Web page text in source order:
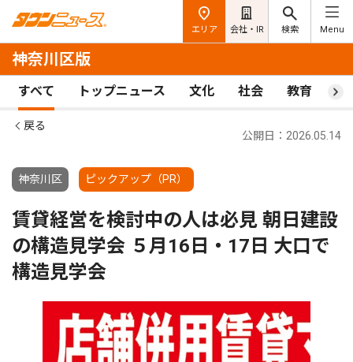
エリア 会社・IR 検索 Menu
神奈川区版
すべて トップニュース 文化 社会 教育 ス
戻る
神奈川区 ピックアップ（PR）
公開日：2026.05.14
賃貸経営を検討中の人は必見 朝日建設
の構造見学会 ５月16日・17日 大口で
構造見学会